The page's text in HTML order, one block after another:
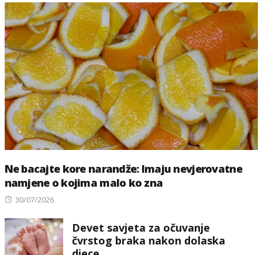
Ne bacajte kore narandže: Imaju nevjerovatne
namjene o kojima malo ko zna
Posted
30/07/2026
Devet savjeta za očuvanje
čvrstog braka nakon dolaska